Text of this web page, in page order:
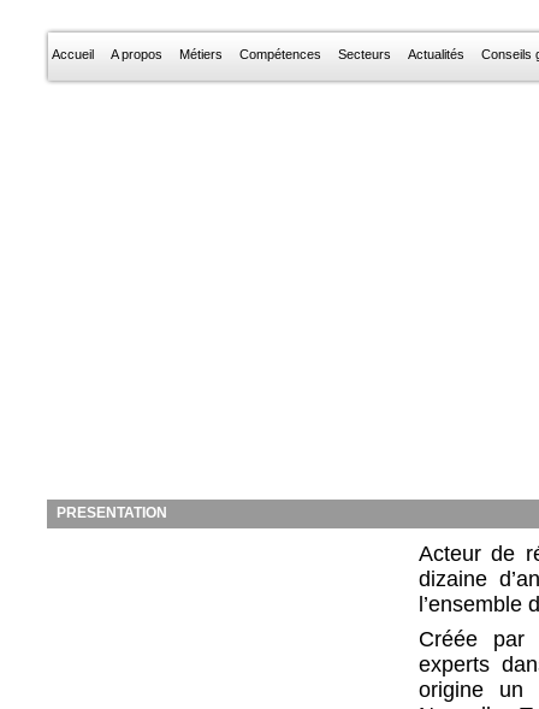
Accueil A propos Métiers Compétences Secteurs Actualités Conseils
PRESENTATION
Acteur de
dizaine
l’ensemble
Créée par
experts
origine un